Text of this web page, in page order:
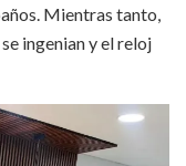
Mientras tanto,
ingenian y el reloj